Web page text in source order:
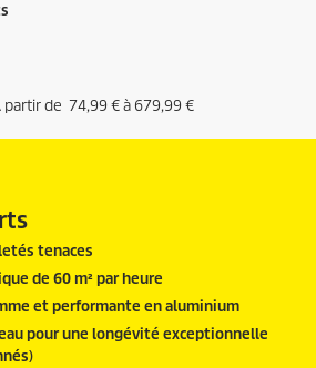
partir de 74,99 €à679,99 €
tenaces
de 60 m² par heure
et performante en aluminium
pour une longévité exceptionnelle